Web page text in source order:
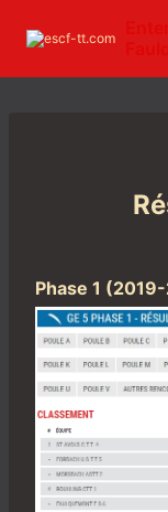
contenu
Phase 1